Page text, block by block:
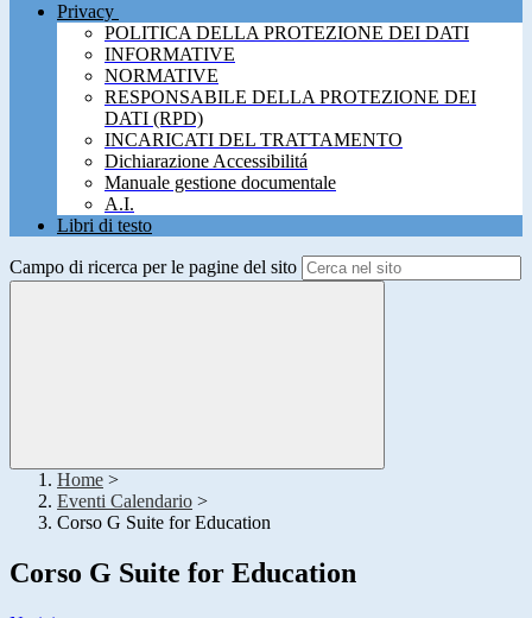
Privacy
POLITICA DELLA PROTEZIONE DEI DATI
INFORMATIVE
NORMATIVE
RESPONSABILE DELLA PROTEZIONE DEI
DATI (RPD)
INCARICATI DEL TRATTAMENTO
Dichiarazione Accessibilitá
Manuale gestione documentale
A.I.
Libri di testo
Campo di ricerca per le pagine del sito
Home >
Eventi Calendario >
Corso G Suite for Education
Corso G Suite for Education